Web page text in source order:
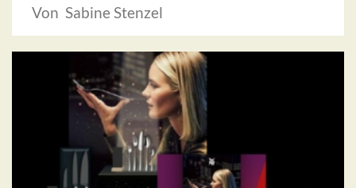
Von Sabine Stenzel